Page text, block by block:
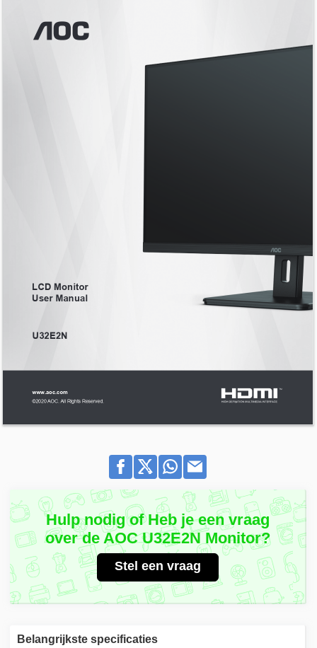
Hulp nodig of Heb je een vraag
over de AOC U32E2N Monitor?
Stel een vraag
Belangrijkste specificaties